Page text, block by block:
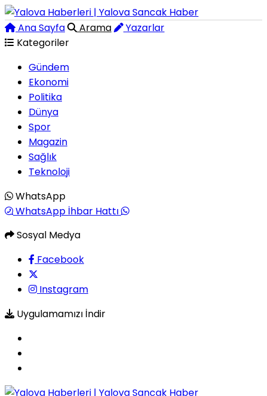
Ana Sayfa Arama
Yazarlar
Kategoriler
Gündem
Ekonomi
Politika
Dünya
Spor
Magazin
Sağlık
Teknoloji
WhatsApp
WhatsApp İhbar Hattı
Sosyal Medya
Facebook
Instagram
Uygulamamızı İndir